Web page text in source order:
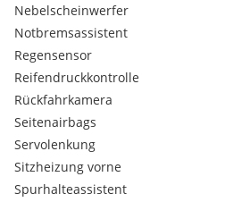
Nebelscheinwerfer
Notbremsassistent
Regensensor
Reifendruckkontrolle
Rückfahrkamera
Seitenairbags
Servolenkung
Sitzheizung vorne
Spurhalteassistent